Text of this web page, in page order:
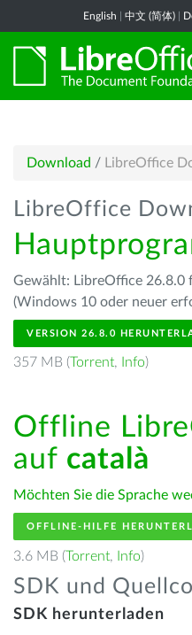
English 中文 (简体)
Download / LibreOffice
LibreOffice
Gewählt: LibreOffice 26.8.0
(Windows 10 oder neuer
VERSION 26.8.0
357 MB (Torrent, Info)
Offline
auf català
Möchten Sie die Sprache
OFFLINE-HILFE
3.6 MB (Torrent, Info)
SDK und
SDK herunterladen